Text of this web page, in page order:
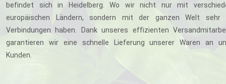
befindet sich in Heidelberg. Wo wir nicht nur mit
europäischen Ländern, sondern mit der ganzen Welt sehr
Verbindungen haben. Dank unseres effizienten
garantieren wir eine schnelle Lieferung unserer Waren an
Kunden.